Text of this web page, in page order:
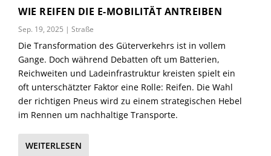
WIE REIFEN DIE E-MOBILITÄT ANTREIBEN
Sep. 19, 2025 |Straße
Die Transformation des Güterverkehrs ist in vollem
Gange. Doch während Debatten oft um Batterien,
Reichweiten und Ladeinfrastruktur kreisten spielt ein
oft unterschätzter Faktor eine Rolle: Reifen. Die Wahl
der richtigen Pneus wird zu einem strategischen Hebel
im Rennen um nachhaltige Transporte.
WEITERLESEN